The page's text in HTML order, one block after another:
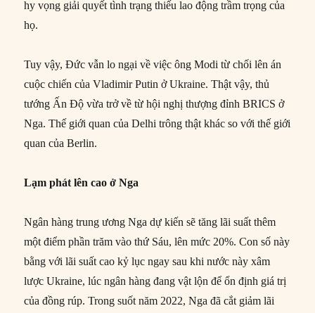
hy vọng giải quyết tình trạng thiếu lao động trầm trọng của
họ.
Tuy vậy, Đức vẫn lo ngại về việc ông Modi từ chối lên án
cuộc chiến của Vladimir Putin ở Ukraine. Thật vậy, thủ
tướng Ấn Độ vừa trở về từ hội nghị thượng đỉnh BRICS ở
Nga. Thế giới quan của Delhi trông thật khác so với thế giới
quan của Berlin.
Lạm phát lên cao ở Nga
Ngân hàng trung ương Nga dự kiến sẽ tăng lãi suất thêm
một điểm phần trăm vào thứ Sáu, lên mức 20%. Con số này
bằng với lãi suất cao kỷ lục ngay sau khi nước này xâm
lược Ukraine, lúc ngân hàng đang vật lộn để ổn định giá trị
của đồng rúp. Trong suốt năm 2022, Nga đã cắt giảm lãi